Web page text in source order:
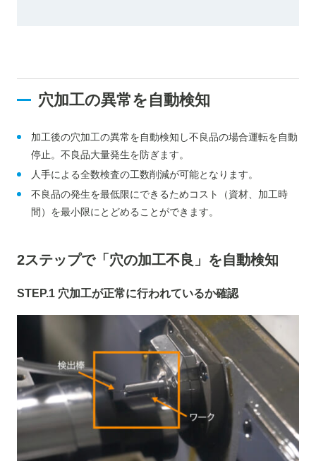
穴加工の異常を自動検知
加工後の穴加工の異常を自動検知し不良品の場合運転を自動
停止。不良品大量発生を防ぎます。
人手による全数検査の工数削減が可能となります。
不良品の発生を最低限にできるためコスト（資材、加工時
間）を最小限にとどめることができます。
2ステップで「穴の加工不良」を自動検知
STEP.1 穴加工が正常に行われているか確認